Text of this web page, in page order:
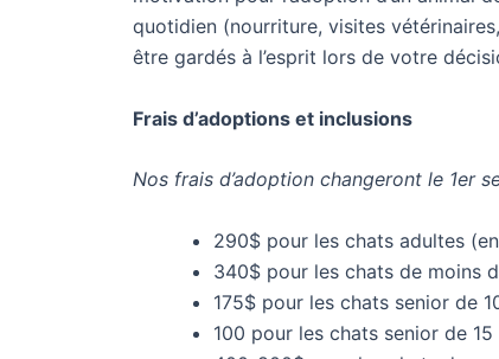
quotidien (nourriture, visites
être gardés à l’esprit lors de votre
Frais d’adoptions et inclusions
Nos frais d’adoption changeront le 1er
290$ pour les chats adultes
340$ pour les chats de moins
175$ pour les chats senior de
100 pour les chats senior de 15